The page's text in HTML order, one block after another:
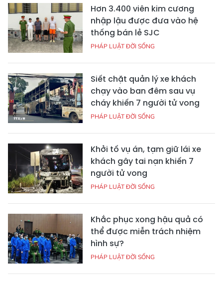
Hơn 3.400 viên kim cương
nhập lậu được đưa vào hệ
thống bán lẻ SJC
PHÁP LUẬT ĐỜI SỐNG
Siết chặt quản lý xe khách
chạy vào ban đêm sau vụ
cháy khiến 7 người tử vong
PHÁP LUẬT ĐỜI SỐNG
Khởi tố vụ án, tạm giữ lái xe
khách gây tai nạn khiến 7
người tử vong
PHÁP LUẬT ĐỜI SỐNG
Khắc phục xong hậu quả có
thể được miễn trách nhiệm
hình sự?
PHÁP LUẬT ĐỜI SỐNG